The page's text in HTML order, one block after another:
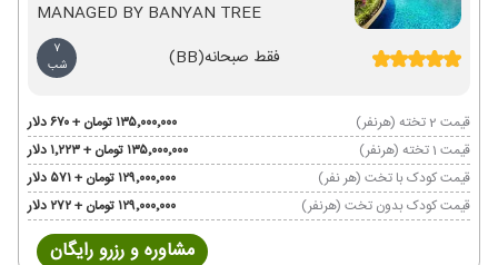
MANAGED BY BANYAN TREE
فقط صبحانه(BB)
7
شب
قیمت 2 تخته (هرنفر)
۱۳۵٬۰۰۰٬۰۰۰ تومان + ۶۷۰ دلار
قیمت 1 تخته (هرنفر)
۱۳۵٬۰۰۰٬۰۰۰ تومان + ۱٬۲۲۳ دلار
قیمت کودک با تخت (هر نفر)
۱۲۹٬۰۰۰٬۰۰۰ تومان + ۵۷۱ دلار
قیمت کودک بدون تخت (هرنفر)
۱۲۹٬۰۰۰٬۰۰۰ تومان + ۲۷۲ دلار
مشاوره و رزرو رایگان